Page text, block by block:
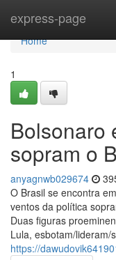
express-page
Home
Home
1
Bolsonaro
sopram o
anyagnwb029674
O Brasil se encontra
ventos da política
Duas figuras
Lula, esbotam/lideram/
https://